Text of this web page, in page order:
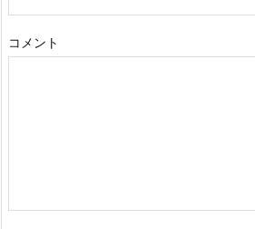
コメント